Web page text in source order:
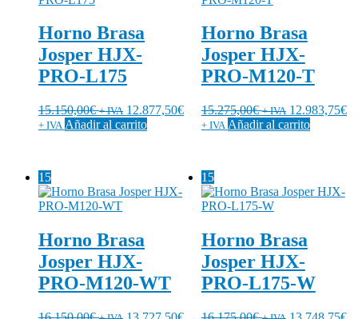
Horno Brasa
Josper HJX-
PRO-L175
15.150,00€ + IVA 12.877,50€
+ IVA Añadir al carrito
Horno Brasa
Josper HJX-
PRO-M120-T
15.275,00€ + IVA 12.983,75€
+ IVA Añadir al carrito
15
Horno Brasa
Josper HJX-
PRO-M120-WT
15
Horno Brasa
Josper HJX-
PRO-L175-W